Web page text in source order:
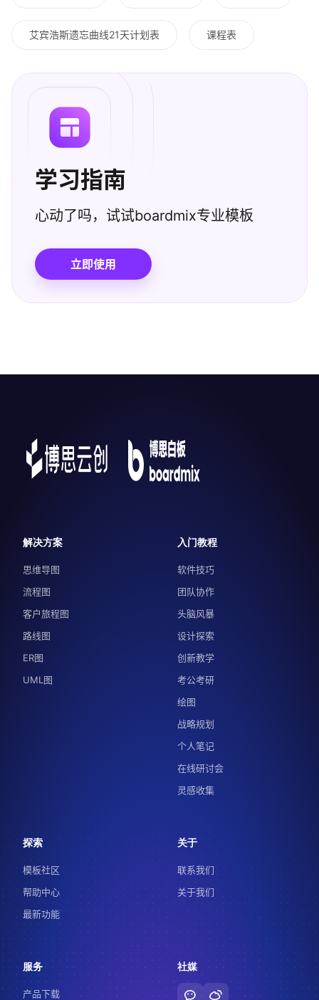
艾宾浩斯遗忘曲线21天计划表 课程表
学习指南
心动了吗，试试boardmix专业模板
立即使用
解决方案
思维导图
流程图
客户旅程图
路线图
ER图
UML图
入门教程
软件技巧
团队协作
头脑风暴
设计探索
创新教学
考公考研
绘图
战略规划
个人笔记
在线研讨会
灵感收集
探索
模板社区
帮助中心
最新功能
关于
联系我们
关于我们
服务
产品下载
社媒